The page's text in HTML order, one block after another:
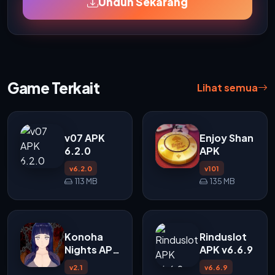
Game Terkait Lihat semua
v07 APK
6.2.0
v6.2.0
113 MB
Enjoy Shan
APK
v101
135 MB
Konoha
Nights APK
v2.1
v2.1
Rinduslot
APK v6.6.9
v6.6.9